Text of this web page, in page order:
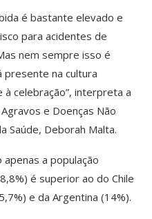
é bastante elevado e
para acidentes de
nem sempre isso é
presente na cultura
celebração”, interpreta a
e Doenças Não
Saúde, Deborah Malta.
a população
é superior ao do Chile
e da Argentina (14%).